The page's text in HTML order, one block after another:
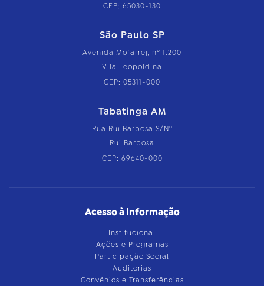
CEP: 65030-130
São Paulo SP
Avenida Mofarrej, nº 1.200
Vila Leopoldina
CEP: 05311-000
Tabatinga AM
Rua Rui Barbosa S/Nº
Rui Barbosa
CEP: 69640-000
Acesso à Informação
Institucional
Ações e Programas
Participação Social
Auditorias
Convênios e Transferências